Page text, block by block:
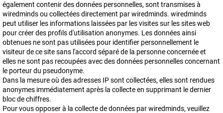
également contenir des données personnelles, sont transmises à
wiredminds ou collectées directement par wiredminds. wiredminds
peut utiliser les informations laissées par les visites sur les sites web
pour créer des profils d'utilisation anonymes. Les données ainsi
obtenues ne sont pas utilisées pour identifier personnellement le
visiteur de ce site sans l'accord séparé de la personne concernée et
elles ne sont pas recoupées avec des données personnelles concernant
le porteur du pseudonyme.
Dans la mesure où des adresses IP sont collectées, elles sont rendues
anonymes immédiatement après la collecte en supprimant le dernier
bloc de chiffres.
Pour vous opposer à la collecte de données par wiredminds, veuillez